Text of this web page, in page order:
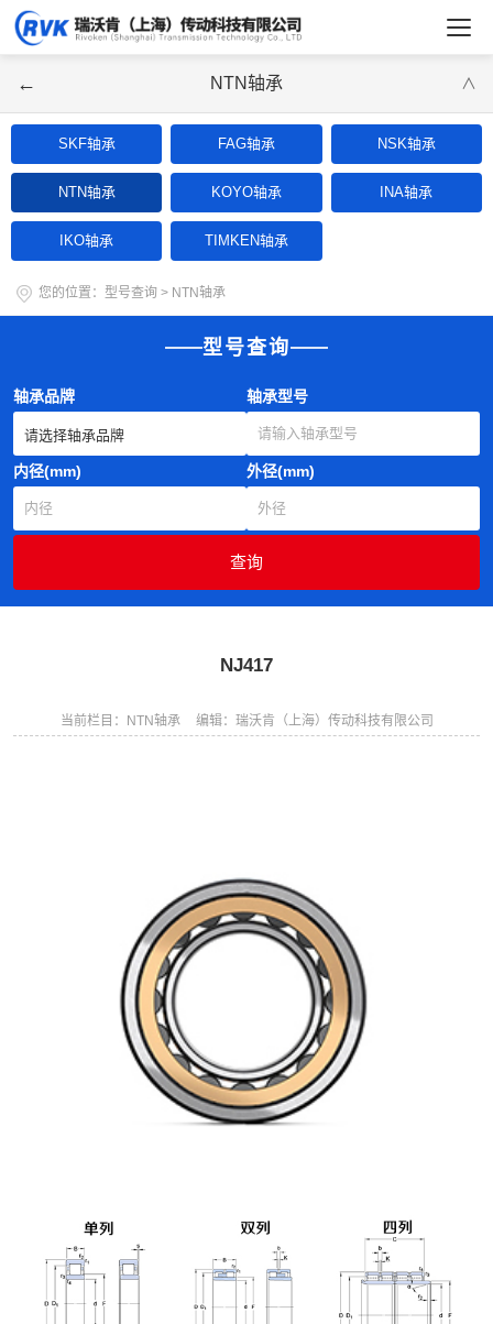
← NTN轴承 ∨
SKF轴承 FAG轴承 NSK轴承
NTN轴承 KOYO轴承 INA轴承
IKO轴承 TIMKEN轴承
您的位置： 型号查询 > NTN轴承
型号查询
轴承品牌 轴承型号
内径(mm) 外径(mm)
NJ417
当前栏目：NTN轴承 编辑：瑞沃肯（上海）传动科技有限公司